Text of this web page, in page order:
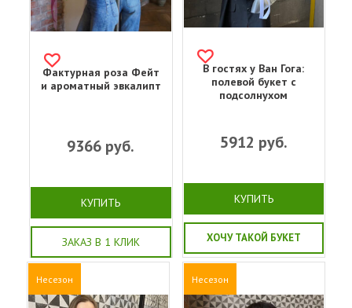
Фактурная роза Фейт
и ароматный эвкалипт
9366 руб.
КУПИТЬ
ЗАКАЗ В 1 КЛИК
В гостях у Ван Гога:
полевой букет с
подсолнухом
5912 руб.
КУПИТЬ
ХОЧУ ТАКОЙ БУКЕТ
Несезон Несезон